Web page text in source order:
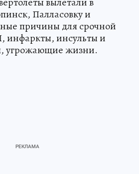
Палласовку и
причины для срочной
инфаркты, инсульты и
угрожающие жизни.